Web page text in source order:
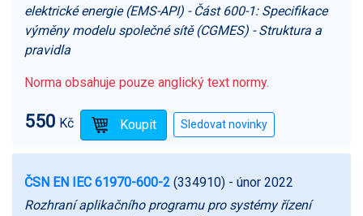
elektrické energie (EMS-API) - Část 600-1: Specifikace
výměny modelu společné sítě (CGMES) - Struktura a
pravidla
Norma obsahuje pouze anglický text normy.
550 Kč
ČSN EN IEC 61970-600-2 (334910) - únor 2022
Rozhraní aplikačního programu pro systémy řízení